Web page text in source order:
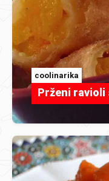
coolinarika
Prženi ravioli